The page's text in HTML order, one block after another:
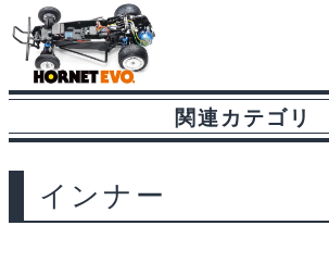
関連カテゴリ
インナー